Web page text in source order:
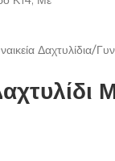
Δαχτυλίδια